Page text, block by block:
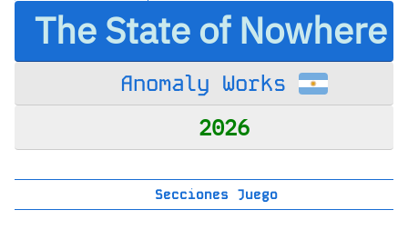
The State of Nowhere
Anomaly Works
2026
Secciones Juego